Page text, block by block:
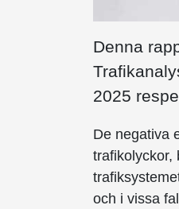
Denna
2025
De negativa
trafikolyckor,
och i vissa